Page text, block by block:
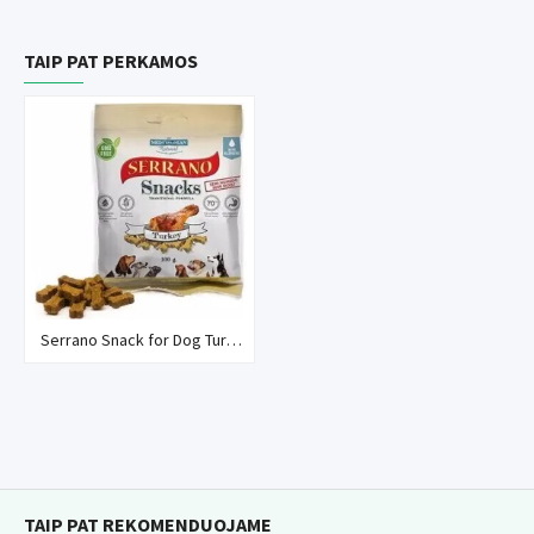
TAIP PAT PERKAMOS
Serrano Snack for Dog Turkey skanėstai šunims su kalakutiena
TAIP PAT REKOMENDUOJAME